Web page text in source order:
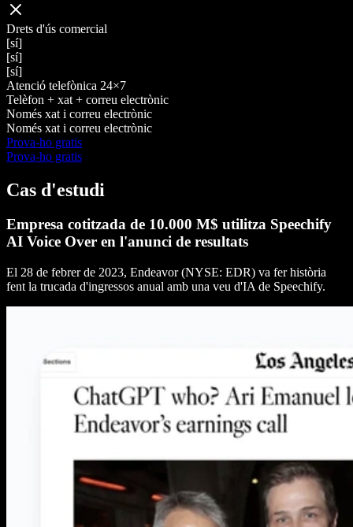
Drets d'ús comercial
[sí]
[sí]
[sí]
Atenció telefònica 24×7
Telèfon + xat + correu electrònic
Només xat i correu electrònic
Només xat i correu electrònic
Prova-ho gratis
Prova-ho gratis
Cas d'estudi
Empresa cotitzada de 10.000 M$ utilitza Speechify
AI Voice Over en l'anunci de resultats
El 28 de febrer de 2023, Endeavor (NYSE: EDR) va fer història
fent la trucada d'ingressos anual amb una veu d'IA de Speechify.